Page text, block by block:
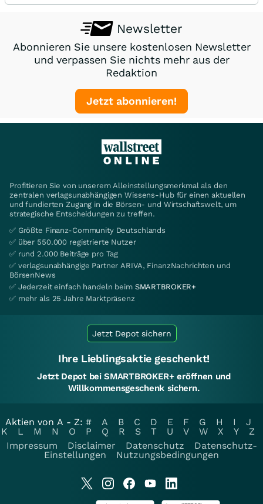
Newsletter
Abonnieren Sie unsere kostenlosen Newsletter
und verpassen Sie nichts mehr aus der
Redaktion
Jetzt abonnieren!
Profitieren Sie von unserem Alleinstellungsmerkmal als den
zentralen verlagsunabhängigen Wissens-Hub für einen aktuellen
und fundierten Zugang in die Börsen- und Wirtschaftswelt, um
strategische Entscheidungen zu treffen.
✅ Größte Finanz-Community Deutschlands
✅ über 550.000 registrierte Nutzer
✅ rund 2.000 Beiträge pro Tag
✅ verlagsunabhängige Partner ARIVA, FinanzNachrichten und
BörsenNews
✅ Jederzeit einfach handeln beim SMARTBROKER+
✅ mehr als 25 Jahre Marktpräsenz
Jetzt Depot sichern
Ihre Lieblingsaktie geschenkt!
Jetzt Depot bei SMARTBROKER+ eröffnen und
Willkommensgeschenk sichern.
Aktien von A - Z: # A B C D E F G H I
J
K
L M N O P Q R S T U V W X Y
Z
Impressum
Disclaimer Datenschutz
Datenschutz-
Einstellungen
Nutzungsbedingungen